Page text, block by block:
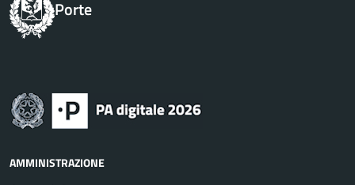
Porte
AMMINISTRAZIONE